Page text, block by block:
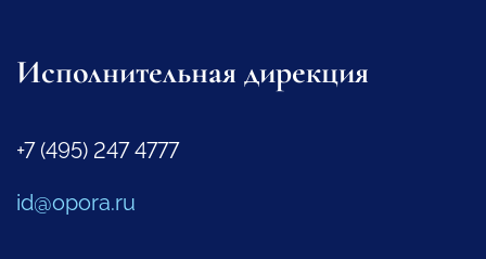
Исполнительная дирекция
+7 (495) 247 4777
id@opora.ru